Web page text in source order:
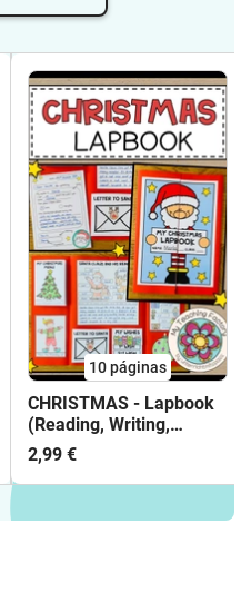
10páginas
CHRISTMAS - Lapbook
(Reading, Writing,
Vocabulary Work, ...)
2,99 €